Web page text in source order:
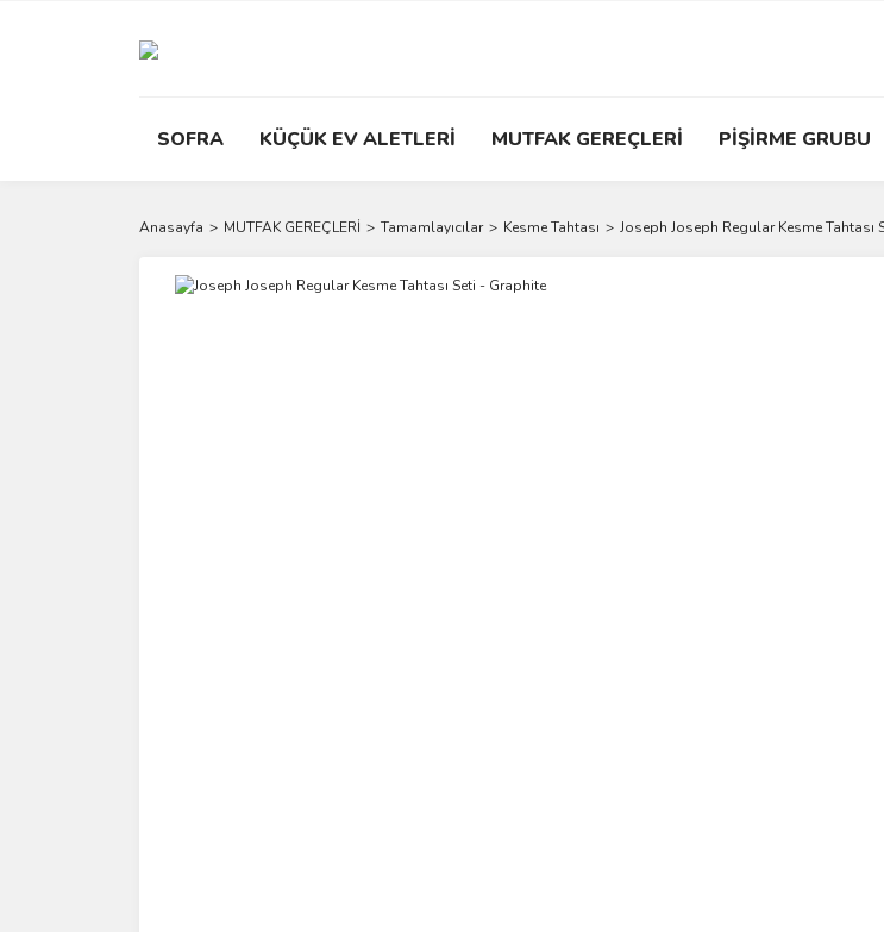
SOFRA KÜÇÜK EV ALETLERİ MUTFAK GEREÇLERİ PİŞİRME GRUBU
Anasayfa MUTFAK GEREÇLERİ Tamamlayıcılar Kesme Tahtası Joseph Joseph Regular Kesme Tahtası